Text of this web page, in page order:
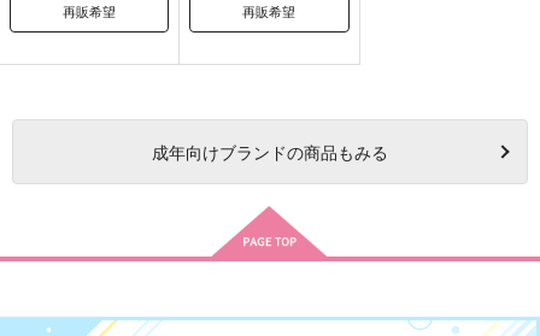
再販希望 再販希望
成年向けブランドの商品もみる